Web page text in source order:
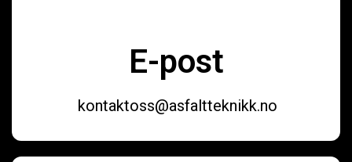
E-post
kontaktoss@asfaltteknikk.no